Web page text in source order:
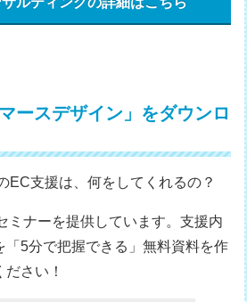
ースデザイン」をダウンロ
EC支援は、何をしてくれるの？
ミナーを提供しています。支援内
「5分で把握できる」無料資料を作
さい！